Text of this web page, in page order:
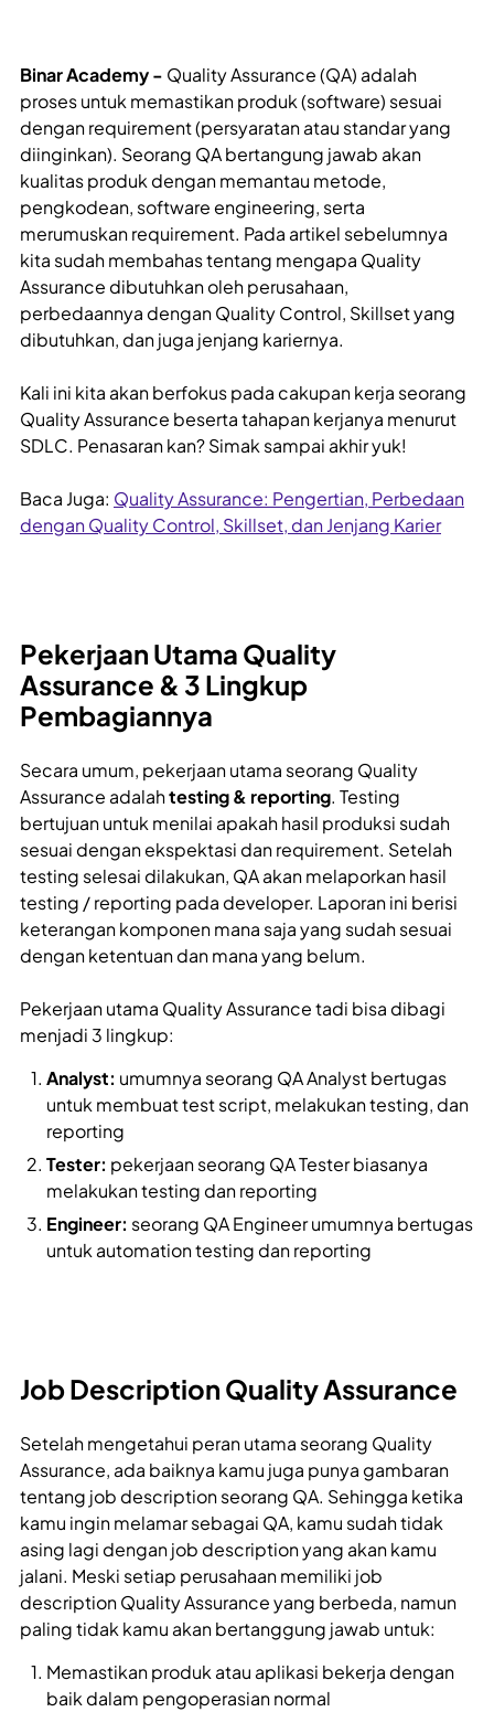
Binar Academy - Quality Assurance (QA) adalah
proses untuk memastikan produk (software) sesuai
dengan requirement (persyaratan atau standar yang
diinginkan). Seorang QA bertangung jawab akan
kualitas produk dengan memantau metode,
pengkodean, software engineering, serta
merumuskan requirement. Pada artikel sebelumnya
kita sudah membahas tentang mengapa Quality
Assurance dibutuhkan oleh perusahaan,
perbedaannya dengan Quality Control, Skillset yang
dibutuhkan, dan juga jenjang kariernya.
Kali ini kita akan berfokus pada cakupan kerja seorang
Quality Assurance beserta tahapan kerjanya menurut
SDLC. Penasaran kan? Simak sampai akhir yuk!
Baca Juga: Quality Assurance: Pengertian, Perbedaan
dengan Quality Control, Skillset, dan Jenjang Karier
Pekerjaan Utama Quality
Assurance & 3 Lingkup
Pembagiannya
Secara umum, pekerjaan utama seorang Quality
Assurance adalahtesting & reporting. Testing
bertujuan untuk menilai apakah hasil produksi sudah
sesuai dengan ekspektasi dan requirement. Setelah
testing selesai dilakukan, QA akan melaporkan hasil
testing / reporting pada developer. Laporan ini berisi
keterangan komponen mana saja yang sudah sesuai
dengan ketentuan dan mana yang belum.
Pekerjaan utama Quality Assurance tadi bisa dibagi
menjadi 3 lingkup:
Analyst: umumnya seorang QA Analyst bertugas
untuk membuat test script, melakukan testing, dan
reporting
Tester: pekerjaan seorang QA Tester biasanya
melakukan testing dan reporting
Engineer: seorang QA Engineer umumnya bertugas
untuk automation testing dan reporting
Job Description Quality Assurance
Setelah mengetahui peran utama seorang Quality
Assurance, ada baiknya kamu juga punya gambaran
tentang job description seorang QA. Sehingga ketika
kamu ingin melamar sebagai QA, kamu sudah tidak
asing lagi dengan job description yang akan kamu
jalani. Meski setiap perusahaan memiliki job
description Quality Assurance yang berbeda, namun
paling tidak kamu akan bertanggung jawab untuk:
Memastikan produk atau aplikasi bekerja dengan
baik dalam pengoperasian normal